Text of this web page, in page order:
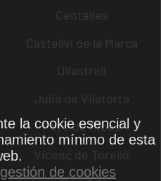
Centelles
Castellví de la Marca
Ullastrell
Julià de Vilatorta
Pere de Ribes
Vicenç de Torelló
la cookie esencial y
mínimo de esta
de cookies